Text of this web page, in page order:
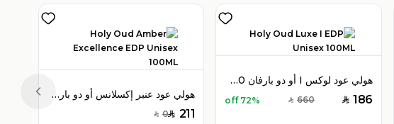
هولي عود عنبر إكسلانس أو دو بارفان 100 مل للجنسين
SAR 211
SAR 0
هولي عود لوكس I أو دو بارفان 100 مل للجنسين
SAR 186
SAR 660
72% off
Previous slide